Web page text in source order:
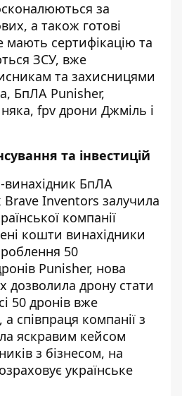
за
а також готові
сертифікацію та
ЗСУ, вже
та захисницями
БпЛА Punisher,
fpv дрони Джміль і
та інвестицій
винахідник БпЛА
Inventors залучила
компанії
кошти винахідники
50
Punisher, нова
дозволила дрону стати
50 дронів вже
співпраця компанії з
яскравим кейсом
з бізнесом, на
українське